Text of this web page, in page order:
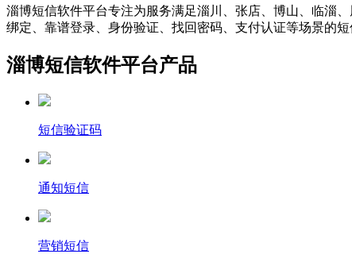
淄博短信软件平台专注为服务满足淄川、张店、博山、临淄
绑定、靠谱登录、身份验证、找回密码、支付认证等场景的短
淄博短信软件平台产品
短信验证码
通知短信
营销短信